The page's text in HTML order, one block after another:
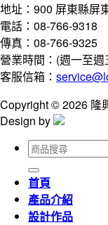
地址：900 屏東縣屏
電話：08-766-9318
傳真：08-766-9325
營業時間：(週一至
客服信箱：
Copyright © 2026 隆
Design by
搜
尋
關
鍵
字:
首頁
產品介紹
設計作品